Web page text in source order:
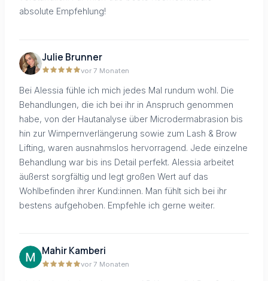
absolute Empfehlung!
Julie Brunner
vor 7 Monaten
Bei Alessia fühle ich mich jedes Mal rundum wohl. Die
Behandlungen, die ich bei ihr in Anspruch genommen
habe, von der Hautanalyse über Microdermabrasion bis
hin zur Wimpernverlängerung sowie zum Lash & Brow
Lifting, waren ausnahmslos hervorragend. Jede einzelne
Behandlung war bis ins Detail perfekt. Alessia arbeitet
äußerst sorgfältig und legt großen Wert auf das
Wohlbefinden ihrer Kund:innen. Man fühlt sich bei ihr
bestens aufgehoben. Empfehle ich gerne weiter.
Mahir Kamberi
vor 7 Monaten